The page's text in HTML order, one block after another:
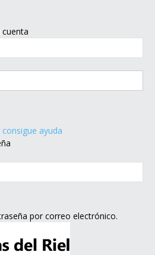
cuenta
ayuda
por correo electrónico.